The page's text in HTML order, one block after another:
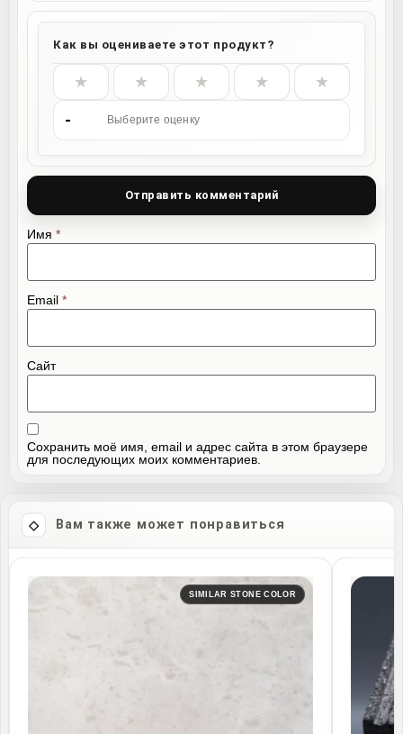
Как вы оцениваете этот продукт?
★ ★ ★ ★ ★
- Выберите оценку
Имя *
Email *
Сайт
Сохранить моё имя, email и адрес сайта в этом браузере
для последующих моих комментариев.
Вам также может понравиться
SIMILAR STONE COLOR